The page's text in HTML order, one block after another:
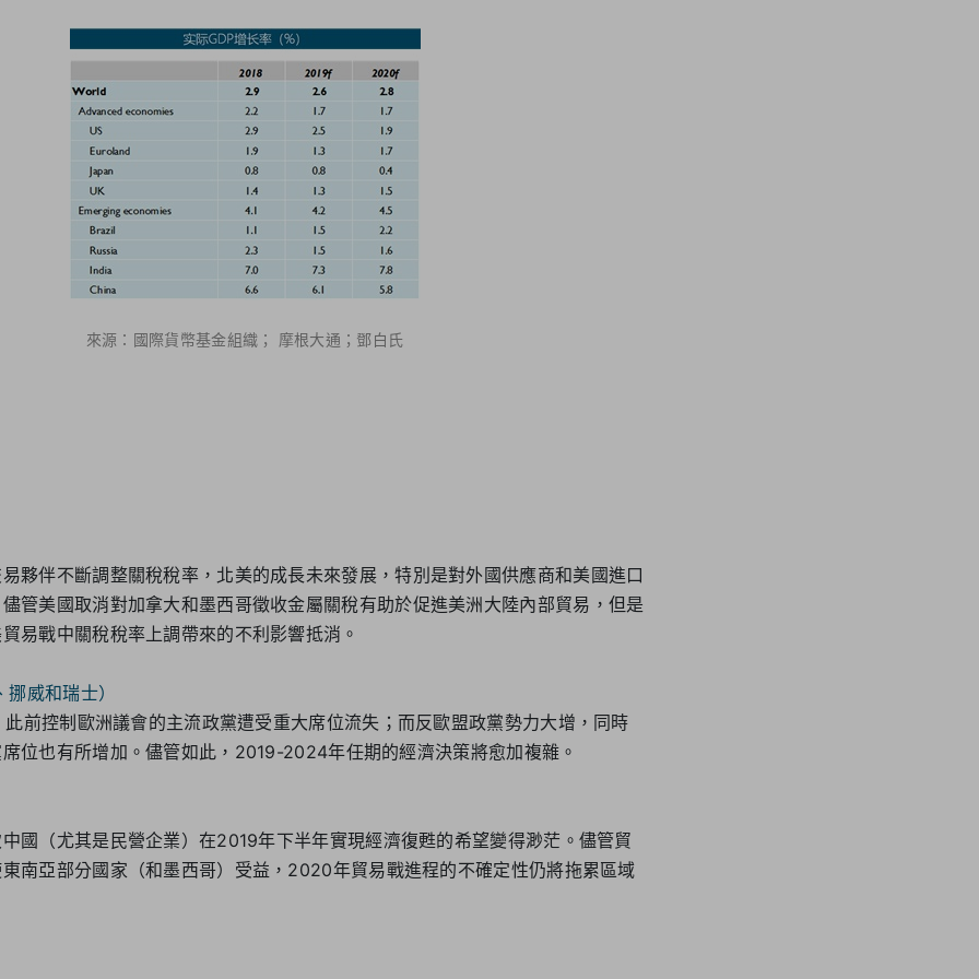
來源：國際貨幣基金組織； 摩根大通；鄧白氏
夥伴不斷調整關稅稅率，北美的成長未來發展，特別是對外國供應商和美國進口
管美國取消對加拿大和墨西哥徵收金屬關稅有助於促進美洲大陸內部貿易，但是
易戰中關稅稅率上調帶來的不利影響抵消。
威和瑞士）
前控制歐洲議會的主流政黨遭受重大席位流失；而反歐盟政黨勢力大增，同時
位也有所增加。儘管如此，2019-2024年任期的經濟決策將愈加複雜。
國（尤其是民營企業）在2019年下半年實現經濟復甦的希望變得渺茫。儘管貿
南亞部分國家（和墨西哥）受益，2020年貿易戰進程的不確定性仍將拖累區域